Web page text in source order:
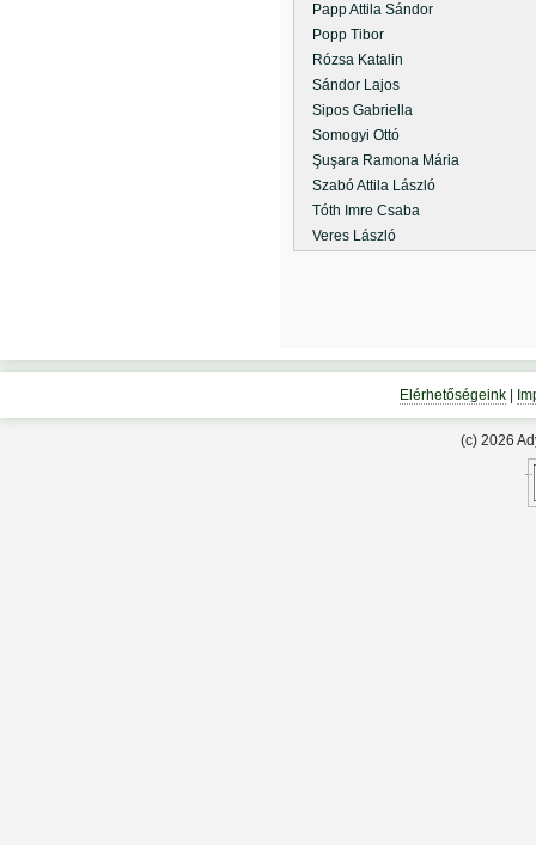
Papp Attila Sándor
Popp Tibor
Rózsa Katalin
Sándor Lajos
Sipos Gabriella
Somogyi Ottó
Şuşara Ramona Mária
Szabó Attila László
Tóth Imre Csaba
Veres László
Elérhetőségeink|
(c) 2026